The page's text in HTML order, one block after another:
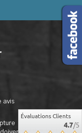
avis
Évaluations Clients
4.7/5